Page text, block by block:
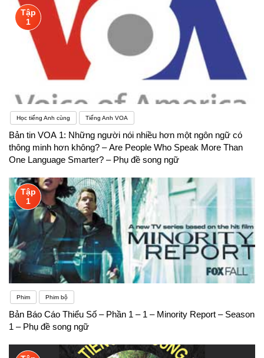
Tập
1
Học tiếng Anh cùng Tiếng Anh VOA
Bản tin VOA 1: Những người nói nhiều hơn một ngôn ngữ có
thông minh hơn không? – Are People Who Speak More Than
One Language Smarter? – Phụ đề song ngữ
Tập
1
Phim Phim bộ
Bản Báo Cáo Thiểu Số – Phần 1 – 1 – Minority Report – Season
1 – Phụ đề song ngữ